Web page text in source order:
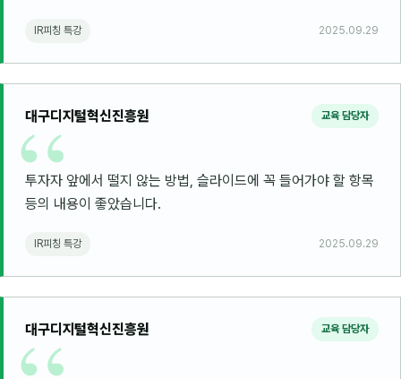
IR피칭 특강 2025.09.29
대구디지털혁신진흥원 교육 담당자
투자자 앞에서 떨지 않는 방법, 슬라이드에 꼭 들어가야 할 항목
등의 내용이 좋았습니다.
IR피칭 특강 2025.09.29
대구디지털혁신진흥원 교육 담당자